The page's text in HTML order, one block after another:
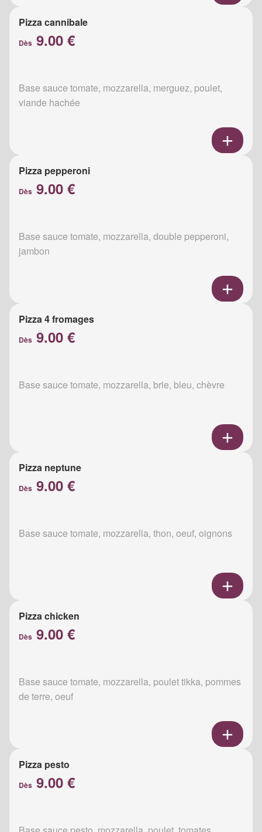
Pizza cannibale
Dès 9.00 €
Base sauce tomate, mozzarella, merguez, poulet,
viande hachée
Pizza pepperoni
Dès 9.00 €
Base sauce tomate, mozzarella, double pepperoni,
jambon
Pizza 4 fromages
Dès 9.00 €
Base sauce tomate, mozzarella, brie, bleu, chèvre
Pizza neptune
Dès 9.00 €
Base sauce tomate, mozzarella, thon, oeuf, oignons
Pizza chicken
Dès 9.00 €
Base sauce tomate, mozzarella, poulet tikka, pommes
de terre, oeuf
Pizza pesto
Dès 9.00 €